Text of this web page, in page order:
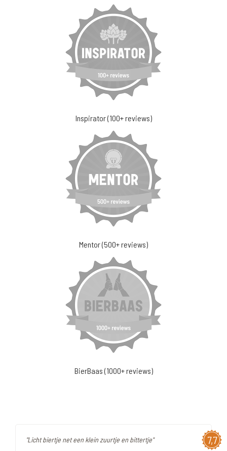
Inspirator (100+ reviews)
Mentor (500+ reviews)
BierBaas (1000+ reviews)
7,7
"Licht biertje net een klein zuurtje en bittertje"